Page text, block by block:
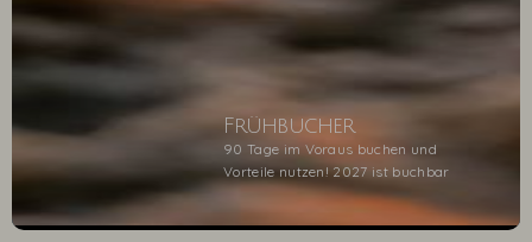
Frühbucher
90 Tage im Voraus buchen und
Vorteile nutzen! 2027 ist buchbar